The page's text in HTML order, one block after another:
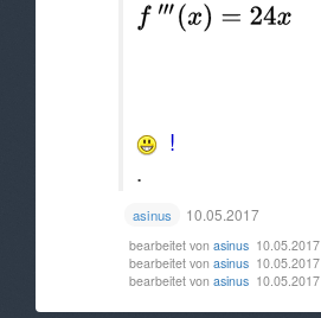
!
.
asinus 10.05.2017
bearbeitet von asinus 10.05.2017
bearbeitet von asinus 10.05.2017
bearbeitet von asinus 10.05.2017